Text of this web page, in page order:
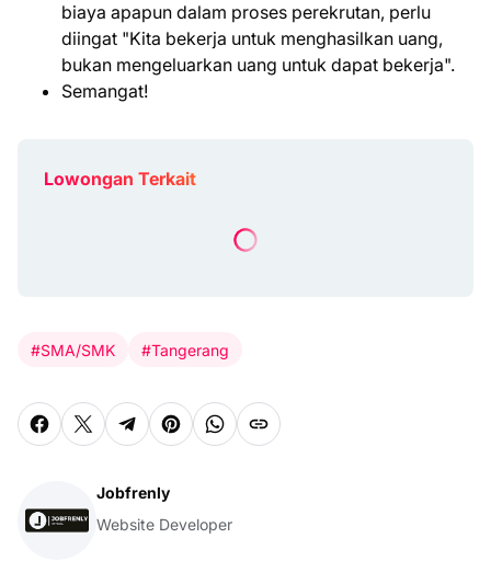
biaya apapun dalam proses perekrutan, perlu
diingat "Kita bekerja untuk menghasilkan uang,
bukan mengeluarkan uang untuk dapat bekerja".
Semangat!
Lowongan Terkait
#SMA/SMK #Tangerang
Jobfrenly
Website Developer